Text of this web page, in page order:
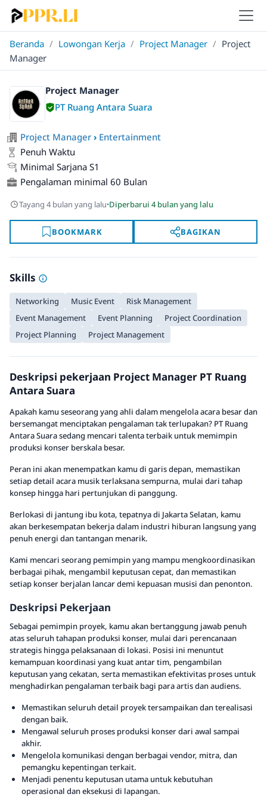
Beranda / Lowongan Kerja / Project Manager / Project
Manager
Project Manager
PT Ruang Antara Suara
Project Manager › Entertainment
Penuh Waktu
Minimal Sarjana S1
Pengalaman minimal 60 Bulan
Tayang 4 bulan yang lalu·Diperbarui 4 bulan yang lalu
BOOKMARK BAGIKAN
Skills
Networking Music Event
Risk Management
Event Management
Event Planning
Project Coordination
Project Planning
Project Management
Deskripsi pekerjaan Project Manager PT Ruang
Antara Suara
Apakah kamu seseorang yang ahli dalam mengelola acara besar dan
bersemangat menciptakan pengalaman tak terlupakan? PT Ruang
Antara Suara sedang mencari talenta terbaik untuk memimpin
produksi konser berskala besar.
Peran ini akan menempatkan kamu di garis depan, memastikan
setiap detail acara musik terlaksana sempurna, mulai dari tahap
konsep hingga hari pertunjukan di panggung.
Berlokasi di jantung ibu kota, tepatnya di Jakarta Selatan, kamu
akan berkesempatan bekerja dalam industri hiburan langsung yang
penuh energi dan tantangan menarik.
Kami mencari seorang pemimpin yang mampu mengkoordinasikan
berbagai pihak, mengambil keputusan cepat, dan memastikan
setiap konser berjalan lancar demi kepuasan musisi dan penonton.
Deskripsi Pekerjaan
Sebagai pemimpin proyek, kamu akan bertanggung jawab penuh
atas seluruh tahapan produksi konser, mulai dari perencanaan
strategis hingga pelaksanaan di lokasi. Posisi ini menuntut
kemampuan koordinasi yang kuat antar tim, pengambilan
keputusan yang cekatan, serta memastikan efektivitas proses untuk
menghadirkan pengalaman terbaik bagi para artis dan audiens.
Memastikan seluruh detail proyek tersampaikan dan terealisasi
dengan baik.
Mengawal seluruh proses produksi konser dari awal sampai
akhir.
Mengelola komunikasi dengan berbagai vendor, mitra, dan
pemangku kepentingan terkait.
Menjadi penentu keputusan utama untuk kebutuhan
operasional dan eksekusi di lapangan.